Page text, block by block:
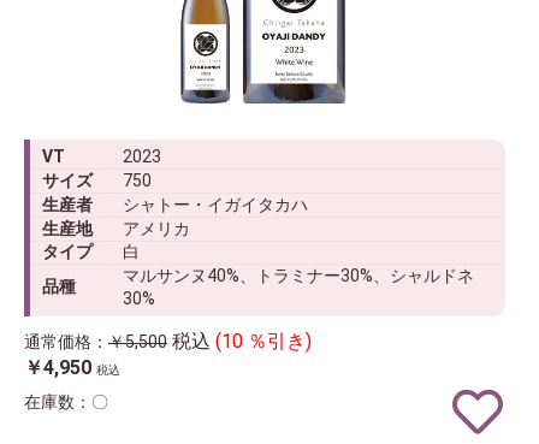
VT
2023
サイズ
750
生産者
シャトー・イガイタカハ
生産地
アメリカ
タイプ
白
品種
マルサンヌ40%、トラミナー30%、シャルドネ
30%
通常価格： ￥5,500 税込 (10 ％引き)
￥4,950 税込
在庫数：〇